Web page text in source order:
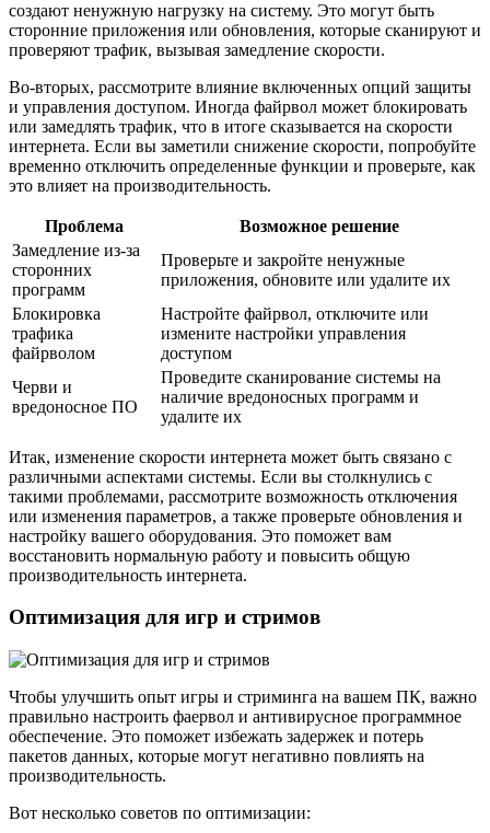
создают ненужную нагрузку на систему. Это могут быть
сторонние приложения или обновления, которые сканируют и
проверяют трафик, вызывая замедление скорости.
Во-вторых, рассмотрите влияние включенных опций защиты
и управления доступом. Иногда файрвол может блокировать
или замедлять трафик, что в итоге сказывается на скорости
интернета. Если вы заметили снижение скорости, попробуйте
временно отключить определенные функции и проверьте, как
это влияет на производительность.
Проблема
Возможное решение
Замедление из-за
сторонних
программ
Проверьте и закройте ненужные
приложения, обновите или удалите их
Блокировка
трафика
файрволом
Настройте файрвол, отключите или
измените настройки управления
доступом
Черви и
вредоносное ПО
Проведите сканирование системы на
наличие вредоносных программ и
удалите их
Итак, изменение скорости интернета может быть связано с
различными аспектами системы. Если вы столкнулись с
такими проблемами, рассмотрите возможность отключения
или изменения параметров, а также проверьте обновления и
настройку вашего оборудования. Это поможет вам
восстановить нормальную работу и повысить общую
производительность интернета.
Оптимизация для игр и стримов
Чтобы улучшить опыт игры и стриминга на вашем ПК, важно
правильно настроить фаервол и антивирусное программное
обеспечение. Это поможет избежать задержек и потерь
пакетов данных, которые могут негативно повлиять на
производительность.
Вот несколько советов по оптимизации: